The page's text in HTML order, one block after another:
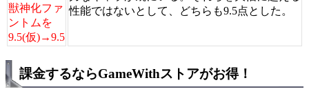
獣神化ファ
ントムを
9.5(仮)→9.5
性能ではないとして、どちらも9.5点とした。
課金するならGameWithストアがお得！